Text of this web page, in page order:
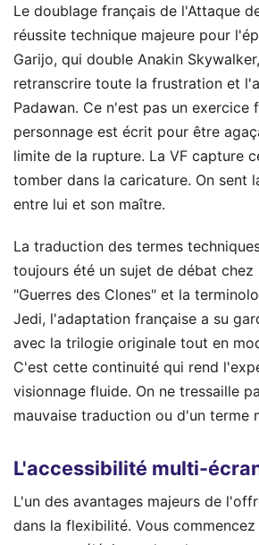
Le doublage français de l'Attaque
réussite technique majeure pour
Garijo, qui double Anakin
retranscrire toute la frustration et
Padawan. Ce n'est pas un exercice
personnage est écrit pour être
limite de la rupture. La VF capture
tomber dans la caricature. On sent
entre lui et son maître.
La traduction des termes
toujours été un sujet de débat chez
"Guerres des Clones" et la
Jedi, l'adaptation française a su
avec la trilogie originale tout en
C'est cette continuité qui rend
visionnage fluide. On ne tressaille
mauvaise traduction ou d'un terme
L'accessibilité multi-
L'un des avantages majeurs de
dans la flexibilité. Vous